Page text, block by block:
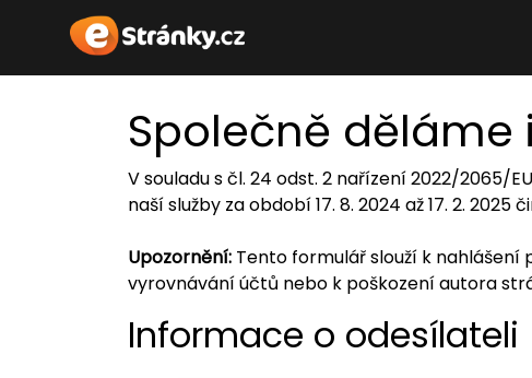
Společně
V souladu s čl. 24 odst. 2 nařízení 2022/
naší služby za období 17. 8. 2024 až 17. 2. 2025
Upozornění: Tento formulář slouží k nahlášení
vyrovnávání účtů nebo k poškození autora
Informace o odesílateli